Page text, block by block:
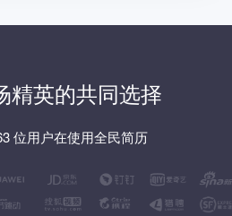
精英的共同选择
位用户在使用全民简历